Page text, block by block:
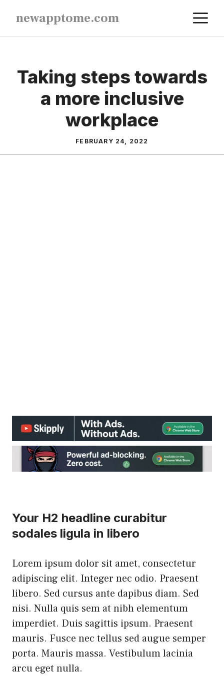
content
newapptome.com
Taking steps towards
a more inclusive
workplace
FEBRUARY 24, 2022
Your H2 headline curabitur
sodales ligula in libero
Lorem ipsum dolor sit amet, consectetur
adipiscing elit. Integer nec odio. Praesent
libero. Sed cursus ante dapibus diam. Sed
nisi. Nulla quis sem at nibh elementum
imperdiet. Duis sagittis ipsum. Praesent
mauris. Fusce nec tellus sed augue semper
porta. Mauris massa. Vestibulum lacinia
arcu eget nulla.